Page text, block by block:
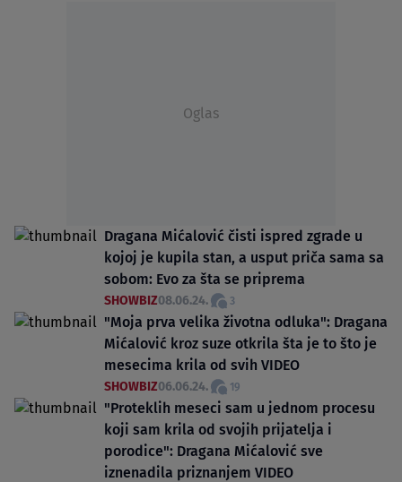
Oglas
Dragana Mićalović čisti ispred zgrade u
kojoj je kupila stan, a usput priča sama sa
sobom: Evo za šta se priprema
SHOWBIZ08.06.24. 3
"Moja prva velika životna odluka": Dragana
Mićalović kroz suze otkrila šta je to što je
mesecima krila od svih VIDEO
SHOWBIZ06.06.24. 19
"Proteklih meseci sam u jednom procesu
koji sam krila od svojih prijatelja i
porodice": Dragana Mićalović sve
iznenadila priznanjem VIDEO